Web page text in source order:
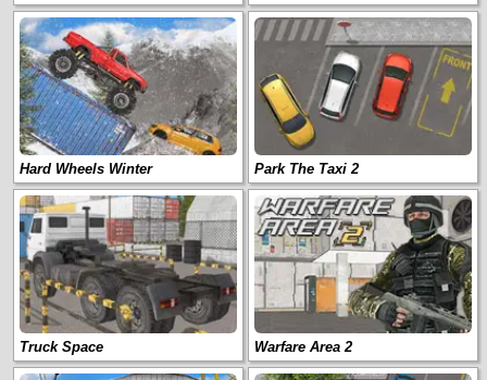
Hard Wheels Winter Park The Taxi 2
Truck Space Warfare Area 2